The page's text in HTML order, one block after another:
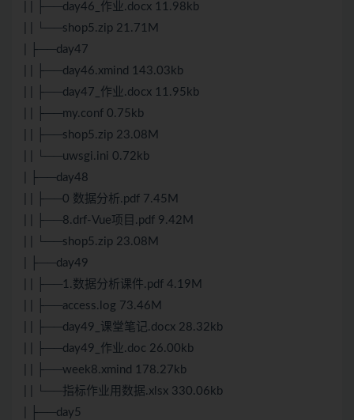
| | ├──day46_作业.docx 11.98kb
| | └──shop5.zip 21.71M
| ├──day47
| | ├──day46.xmind 143.03kb
| | ├──day47_作业.docx 11.95kb
| | ├──my.conf 0.75kb
| | ├──shop5.zip 23.08M
| | └──uwsgi.ini 0.72kb
| ├──day48
| | ├──0 数据分析.pdf 7.45M
| | ├──8.drf-Vue项目.pdf 9.42M
| | └──shop5.zip 23.08M
| ├──day49
| | ├──1.数据分析课件.pdf 4.19M
| | ├──access.log 73.46M
| | ├──day49_课堂笔记.docx 28.32kb
| | ├──day49_作业.doc 26.00kb
| | ├──week8.xmind 178.27kb
| | └──指标作业用数据.xlsx 330.06kb
| ├──day5